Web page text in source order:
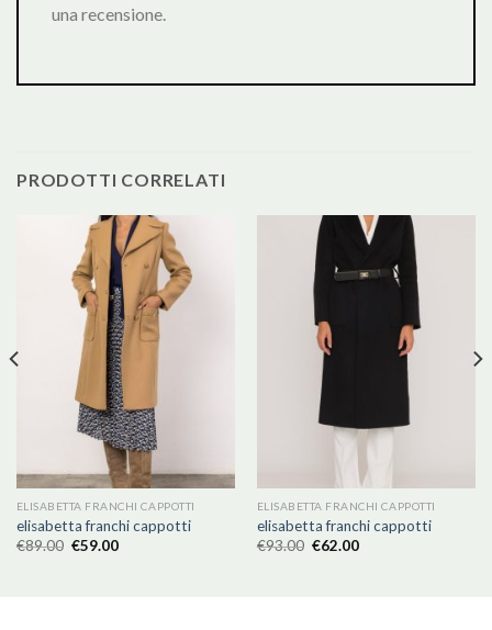
una recensione.
PRODOTTI CORRELATI
ELISABETTA FRANCHI CAPPOTTI
elisabetta franchi cappotti
€89.00 €59.00
ELISABETTA FRANCHI CAPPOTTI
elisabetta franchi cappotti
€93.00 €62.00